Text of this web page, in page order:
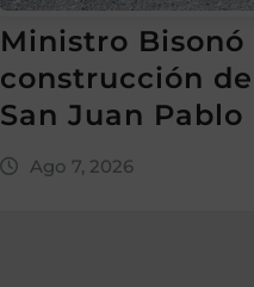
Ministro Bisonó
construcción
San Juan
Ago 7, 2026